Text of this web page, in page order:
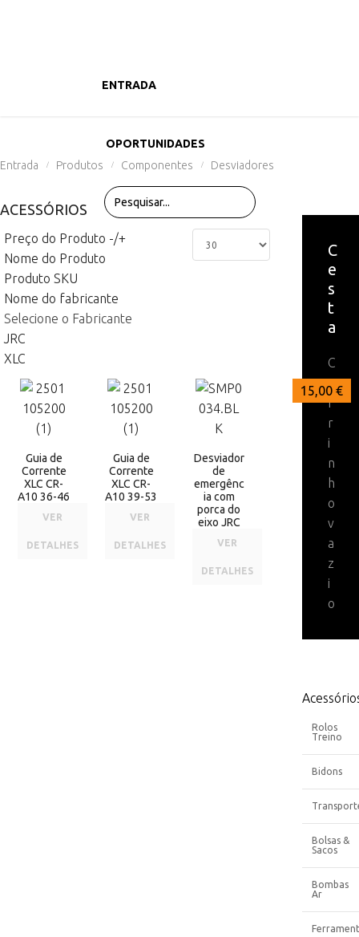
ENTRADA
OPORTUNIDADES
Entrada
/ Produtos / Componentes / Desviadores
ACESSÓRIOS
Preço do Produto -/+
Nome do Produto
Produto SKU
Nome do fabricante
Selecione o Fabricante
JRC
XLC
17,00 €
Guia de
Corrente
XLC CR-
A10 36-46
VER
DETALHES
17,00 €
Guia de
Corrente
XLC CR-
A10 39-53
VER
DETALHES
15,00 €
Desviador
de
emergênc
ia com
porca do
eixo JRC
VER
DETALHES
C
e
s
t
a
C
a
r
r
i
n
h
o
v
a
z
i
o
Rolos
Treino
Bidons
Bolsas &
Sacos
Bombas
Ar